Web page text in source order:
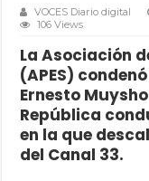
VOCES Diario digital
106 Views
La Asociación
(APES)
Ernesto
República
en la que
del Canal 33.